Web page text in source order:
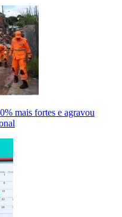
mais fortes e agravou